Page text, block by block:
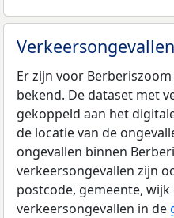
Er zijn voor Berberiszoom
bekend. De dataset met
gekoppeld aan het
de locatie van de
ongevallen binnen
verkeersongevallen zijn
postcode, gemeente,
verkeersongevallen in de